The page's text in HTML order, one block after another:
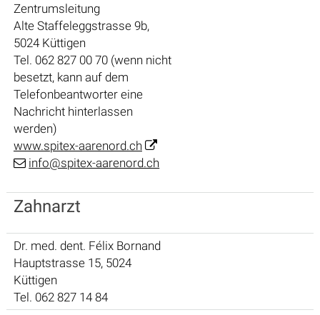
Zentrumsleitung
Alte Staffeleggstrasse 9b,
5024 Küttigen
Tel. 062 827 00 70 (wenn nicht
besetzt, kann auf dem
Telefonbeantworter eine
Nachricht hinterlassen
werden)
www.spitex-aarenord.ch
info@spitex-aarenord.ch
Zahnarzt
Dr. med. dent. Félix Bornand
Hauptstrasse 15, 5024
Küttigen
Tel. 062 827 14 84